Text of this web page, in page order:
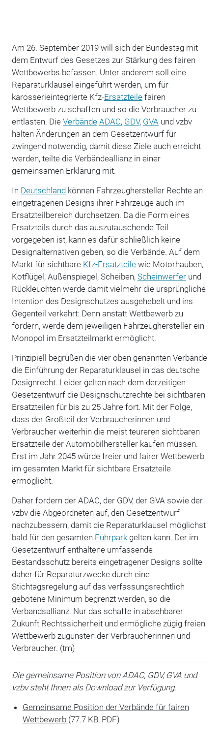
Am 26. September 2019 will sich der Bundestag mit
dem Entwurf des Gesetzes zur Stärkung des fairen
Wettbewerbs befassen. Unter anderem soll eine
Reparaturklausel eingeführt werden, um für
karosserieintegrierte Kfz-Ersatzteilefairen
Wettbewerb zu schaffen und so die Verbraucher zu
entlasten. Die Verbände ADAC, GDV, GVA und vzbv
halten Änderungen an dem Gesetzentwurf für
zwingend notwendig, damit diese Ziele auch erreicht
werden, teilte die Verbändeallianz in einer
gemeinsamen Erklärung mit.
In Deutschlandkönnen Fahrzeughersteller Rechte an
eingetragenen Designs ihrer Fahrzeuge auch im
Ersatzteilbereich durchsetzen. Da die Form eines
Ersatzteils durch das auszutauschende Teil
vorgegeben ist, kann es dafür schließlich keine
Designalternativen geben, so die Verbände. Auf dem
Markt für sichtbare Kfz-Ersatzteilewie Motorhauben,
Kotflügel, Außenspiegel, Scheiben, Scheinwerferund
Rückleuchten werde damit vielmehr die ursprüngliche
Intention des Designschutzes ausgehebelt und ins
Gegenteil verkehrt: Denn anstatt Wettbewerb zu
fördern, werde dem jeweiligen Fahrzeughersteller ein
Monopol im Ersatzteilmarkt ermöglicht.
Prinzipiell begrüßen die vier oben genannten Verbände
die Einführung der Reparaturklausel in das deutsche
Designrecht. Leider gelten nach dem derzeitigen
Gesetzentwurf die Designschutzrechte bei sichtbaren
Ersatzteilen für bis zu 25 Jahre fort. Mit der Folge,
dass der Großteil der Verbraucherinnen und
Verbraucher weiterhin die meist teureren sichtbaren
Ersatzteile der Automobilhersteller kaufen müssen.
Erst im Jahr 2045 würde freier und fairer Wettbewerb
im gesamten Markt für sichtbare Ersatzteile
ermöglicht.
Daher fordern der ADAC, der GDV, der GVA sowie der
vzbv die Abgeordneten auf, den Gesetzentwurf
nachzubessern, damit die Reparaturklausel möglichst
bald für den gesamten Fuhrparkgelten kann. Der im
Gesetzentwurf enthaltene umfassende
Bestandsschutz bereits eingetragener Designs sollte
daher für Reparaturzwecke durch eine
Stichtagsregelung auf das verfassungsrechtlich
gebotene Minimum begrenzt werden, so die
Verbandsallianz. Nur das schaffe in absehbarer
Zukunft Rechtssicherheit und ermögliche zügig freien
Wettbewerb zugunsten der Verbraucherinnen und
Verbraucher. (tm)
Die gemeinsame Position von ADAC, GDV, GVA und
vzbv steht Ihnen als Download zur Verfügung.
Gemeinsame Position der Verbände für fairen
Wettbewerb (77.7 KB, PDF)